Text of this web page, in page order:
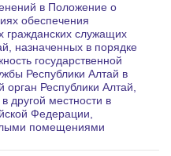
в Положение о
обеспечения
гражданских служащих
назначенных в порядке
государственной
Республики Алтай в
орган Республики Алтай,
другой местности в
Федерации,
помещениями